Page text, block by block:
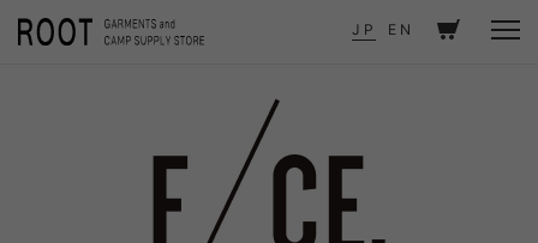
JP EN
TOP ITEMS BRAND - F/CE.